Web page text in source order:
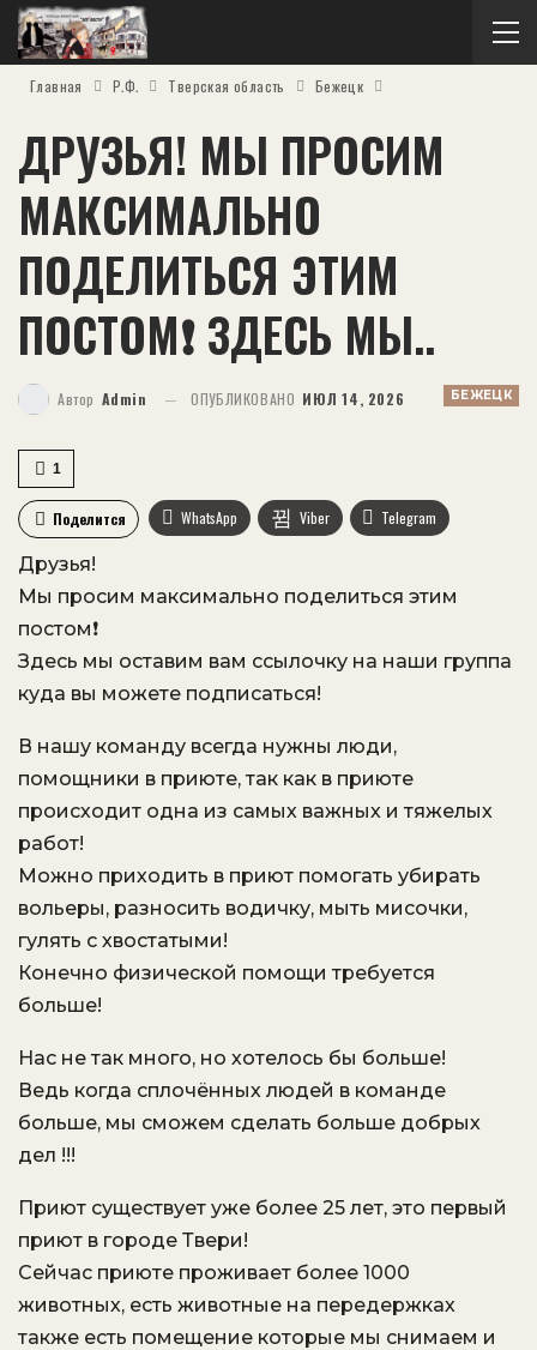
Главная Р.Ф. Тверская область Бежецк
ДРУЗЬЯ! МЫ ПРОСИМ
МАКСИМАЛЬНО
ПОДЕЛИТЬСЯ ЭТИМ
ПОСТОМ❗️ ЗДЕСЬ МЫ..
БЕЖЕЦК
Автор Admin ОПУБЛИКОВАНО ИЮЛ 14, 2026
1
Поделится WhatsApp Viber Telegram
Друзья!
Мы просим максимально поделиться этим
постом❗️
Здесь мы оставим вам ссылочку на наши группа
куда вы можете подписаться!
В нашу команду всегда нужны люди,
помощники в приюте, так как в приюте
происходит одна из самых важных и тяжелых
работ!
Можно приходить в приют помогать убирать
вольеры, разносить водичку, мыть мисочки,
гулять с хвостатыми!
Конечно физической помощи требуется
больше!
Нас не так много, но хотелось бы больше!
Ведь когда сплочённых людей в команде
больше, мы сможем сделать больше добрых
дел !!!
Приют существует уже более 25 лет, это первый
приют в городе Твери!
Сейчас приюте проживает более 1000
животных, есть животные на передержках
также есть помещение которые мы снимаем и